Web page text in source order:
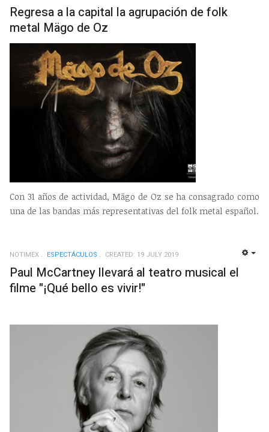
Regresa a la capital la agrupación de folk
metal Mägo de Oz
Con 31 años de actividad, Mägo de Oz se ha consagrado como
una de las bandas más representativas del folk metal español.
NOTIMEX ESPECTÁCULOS CREATED: 19 JULY 2019
Paul McCartney llevará al teatro musical el
filme "¡Qué bello es vivir!"